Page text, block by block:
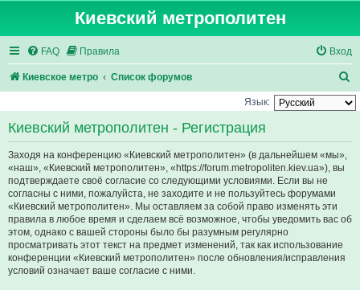
Киевский метрополитен
FAQ Правила Вход
Киевское метро Список форумов
о
с
Язык:
Киевский метрополитен - Регистрация
Заходя на конференцию «Киевский метрополитен» (в дальнейшем «мы»,
«наш», «Киевский метрополитен», «https://forum.metropoliten.kiev.ua»), вы
подтверждаете своё согласие со следующими условиями. Если вы не
согласны с ними, пожалуйста, не заходите и не пользуйтесь форумами
«Киевский метрополитен». Мы оставляем за собой право изменять эти
правила в любое время и сделаем всё возможное, чтобы уведомить вас об
этом, однако с вашей стороны было бы разумным регулярно
просматривать этот текст на предмет изменений, так как использование
конференции «Киевский метрополитен» после обновления/исправления
условий означает ваше согласие с ними.